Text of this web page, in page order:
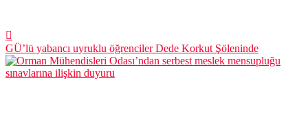
GÜ’lü yabancı uyruklu öğrenciler Dede Korkut Şöleninde